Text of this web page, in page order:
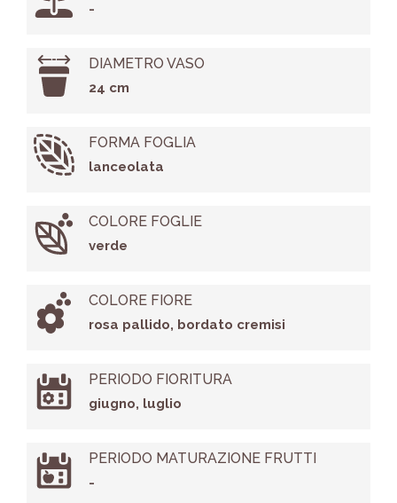
-
DIAMETRO VASO
24 cm
FORMA FOGLIA
lanceolata
COLORE FOGLIE
verde
COLORE FIORE
rosa pallido, bordato cremisi
PERIODO FIORITURA
giugno, luglio
PERIODO MATURAZIONE FRUTTI
-